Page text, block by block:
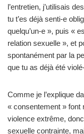
l’entretien, j’utilisais
tu t’es déjà senti-e
quelqu’un-e », puis «
relation sexuelle », et
spontanément par la
que tu as déjà été
Comme je l’explique
« consentement » font
violence extrême,
sexuelle contrainte,